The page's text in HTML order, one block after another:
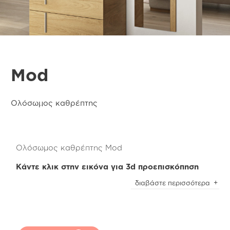
Mod
Ολόσωμος καθρέπτης
Ολόσωμος καθρέπτης Mod
Κάντε κλικ στην εικόνα για 3d προεπισκόπηση
Ο ολόσωμος καθρέπτης της Mod Collection
διαβάστε περισσότερα